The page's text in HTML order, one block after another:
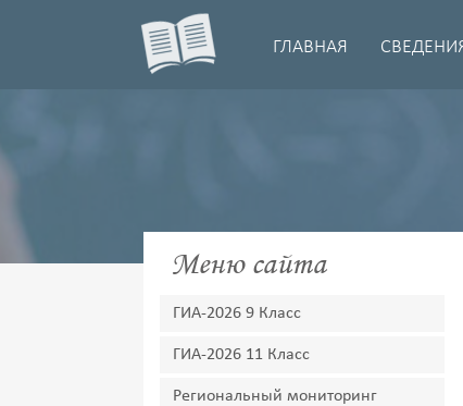
ГЛАВНАЯ
Меню сайта
ГИА-2026 9 Класс
ГИА-2026 11 Класс
Региональный мониторинг